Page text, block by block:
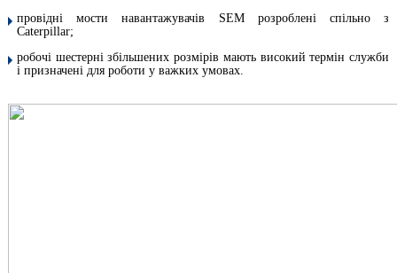
провідні мости навантажувачів SEM розроблені спільно з
Caterpillar;
робочі шестерні збільшених розмірів мають високий термін служби
і призначені для роботи у важких умовах.